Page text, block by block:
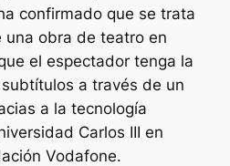
confirmado que se trata
una obra de teatro en
el espectador tenga la
a través de un
a la tecnología
Carlos III en
Vodafone.